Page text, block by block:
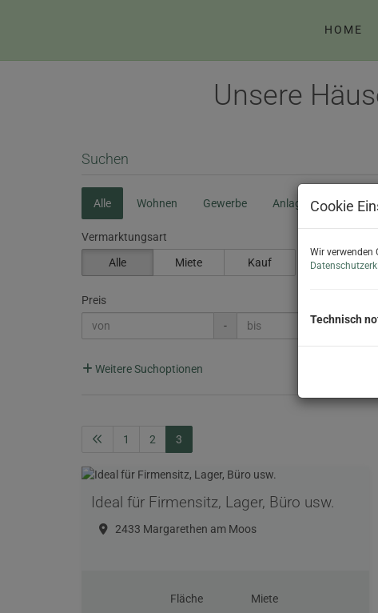
HOME
Unsere
Suchen
Alle Wohnen Gewerbe Anlage
Vermarktungsart
Alle
Miete Kauf
Preis
-
Weitere Suchoptionen
1 2 3
Ideal für Firmensitz, Lager, Büro usw.
2433 Margarethen am Moos
Fläche
Miete
Cookie
Wir verwenden
Technisch